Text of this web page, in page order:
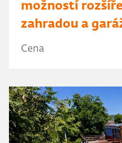
možností
zahradou a
Cena